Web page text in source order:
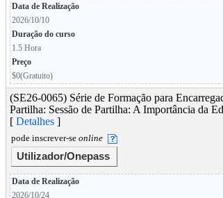
Data de Realização
2026/10/10
Duração do curso
1.5 Hora
Preço
$0(Gratuito)
(SE26-0065) Série de Formação para
Partilha: Sessão de Partilha: A Importância da
[ Detalhes ]
pode inscrever-se online
Utilizador/Onepass
Data de Realização
2026/10/24